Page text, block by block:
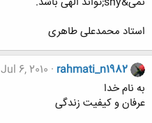
استاد محمدعلی طاهری
rahmati_n1982
Jul 6, 2010
به نام خدا
عرفان و کیفیت زندگی